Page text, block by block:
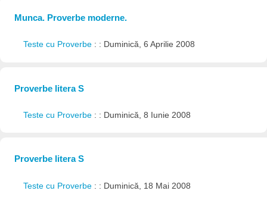
Munca. Proverbe moderne.
Teste cu Proverbe : : Duminică, 6 Aprilie 2008
Proverbe litera S
Teste cu Proverbe : : Duminică, 8 Iunie 2008
Proverbe litera S
Teste cu Proverbe : : Duminică, 18 Mai 2008